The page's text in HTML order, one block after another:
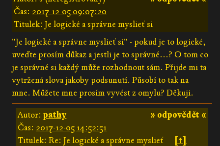
Čas: 2017-12-05 09:07:20
Titulek: Je logické a správne myslieť si
"Je logické a správne myslieť si" - pokud je to logické,
uveďte prosím důkaz a jestli je to správné...? O tom co
je správné si každý může rozhodnout sám. Přijde mi ta
vytržená slova jakoby podsunutí. Působí to tak na
mne. Můžete mne prosím vyvést z omylu? Děkuji.
» odpovědět «
Autor:pathy
Čas: 2017-12-05 14:52:51
Titulek: Re: Je logické a správne myslieť
[↑]